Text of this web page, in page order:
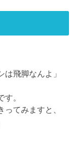
飛脚なんよ」
。
てみますと、